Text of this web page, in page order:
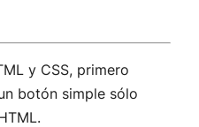
y CSS, primero
botón simple sólo